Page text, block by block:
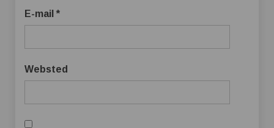
E-mail *
Websted